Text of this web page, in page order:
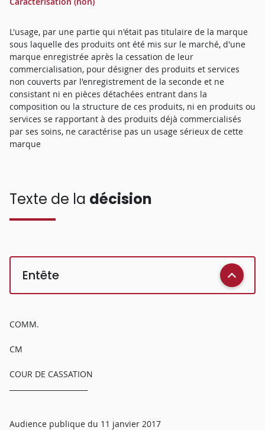
L'usage, par une partie qui n'était pas titulaire de la marque
sous laquelle des produits ont été mis sur le marché, d'une
marque enregistrée après la cessation de leur
commercialisation, pour désigner des produits et services
non couverts par l'enregistrement de la seconde et ne
consistant ni en pièces détachées entrant dans la
composition ou la structure de ces produits, ni en produits ou
services se rapportant à des produits déjà commercialisés
par ses soins, ne caractérise pas un usage sérieux de cette
marque
Texte de la décision
Entête
COMM.
CM
COUR DE CASSATION
Audience publique du 11 janvier 2017